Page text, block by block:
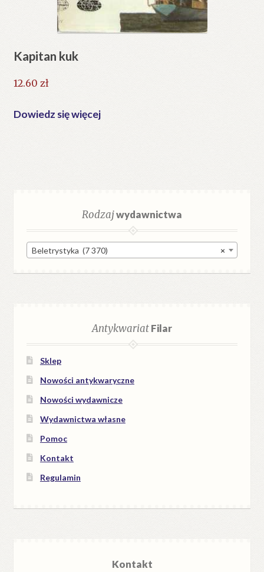
Kapitan kuk
12.60 zł
Dowiedz się więcej
Rodzajwydawnictwa
×
Beletrystyka (7 370)
AntykwariatFilar
Sklep
Nowości antykwaryczne
Nowości wydawnicze
Wydawnictwa własne
Pomoc
Kontakt
Regulamin
Kontakt